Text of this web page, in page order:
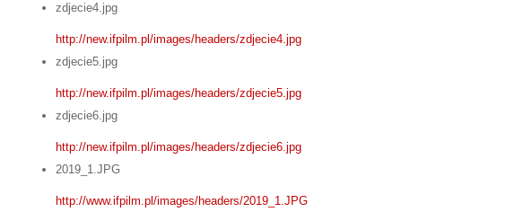
zdjecie4.jpg
http://new.ifpilm.pl/images/headers/zdjecie4.jpg
zdjecie5.jpg
http://new.ifpilm.pl/images/headers/zdjecie5.jpg
zdjecie6.jpg
http://new.ifpilm.pl/images/headers/zdjecie6.jpg
2019_1.JPG
http://www.ifpilm.pl/images/headers/2019_1.JPG